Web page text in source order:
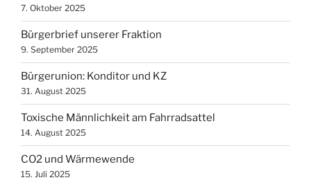
7. Oktober 2025
Bürgerbrief unserer Fraktion
9. September 2025
Bürgerunion: Konditor und KZ
31. August 2025
Toxische Männlichkeit am Fahrradsattel
14. August 2025
CO2 und Wärmewende
15. Juli 2025